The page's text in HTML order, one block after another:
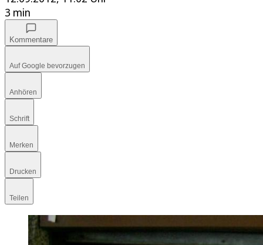
3 min
Kommentare
Auf Google bevorzugen
Anhören
Schrift
Merken
Drucken
Teilen